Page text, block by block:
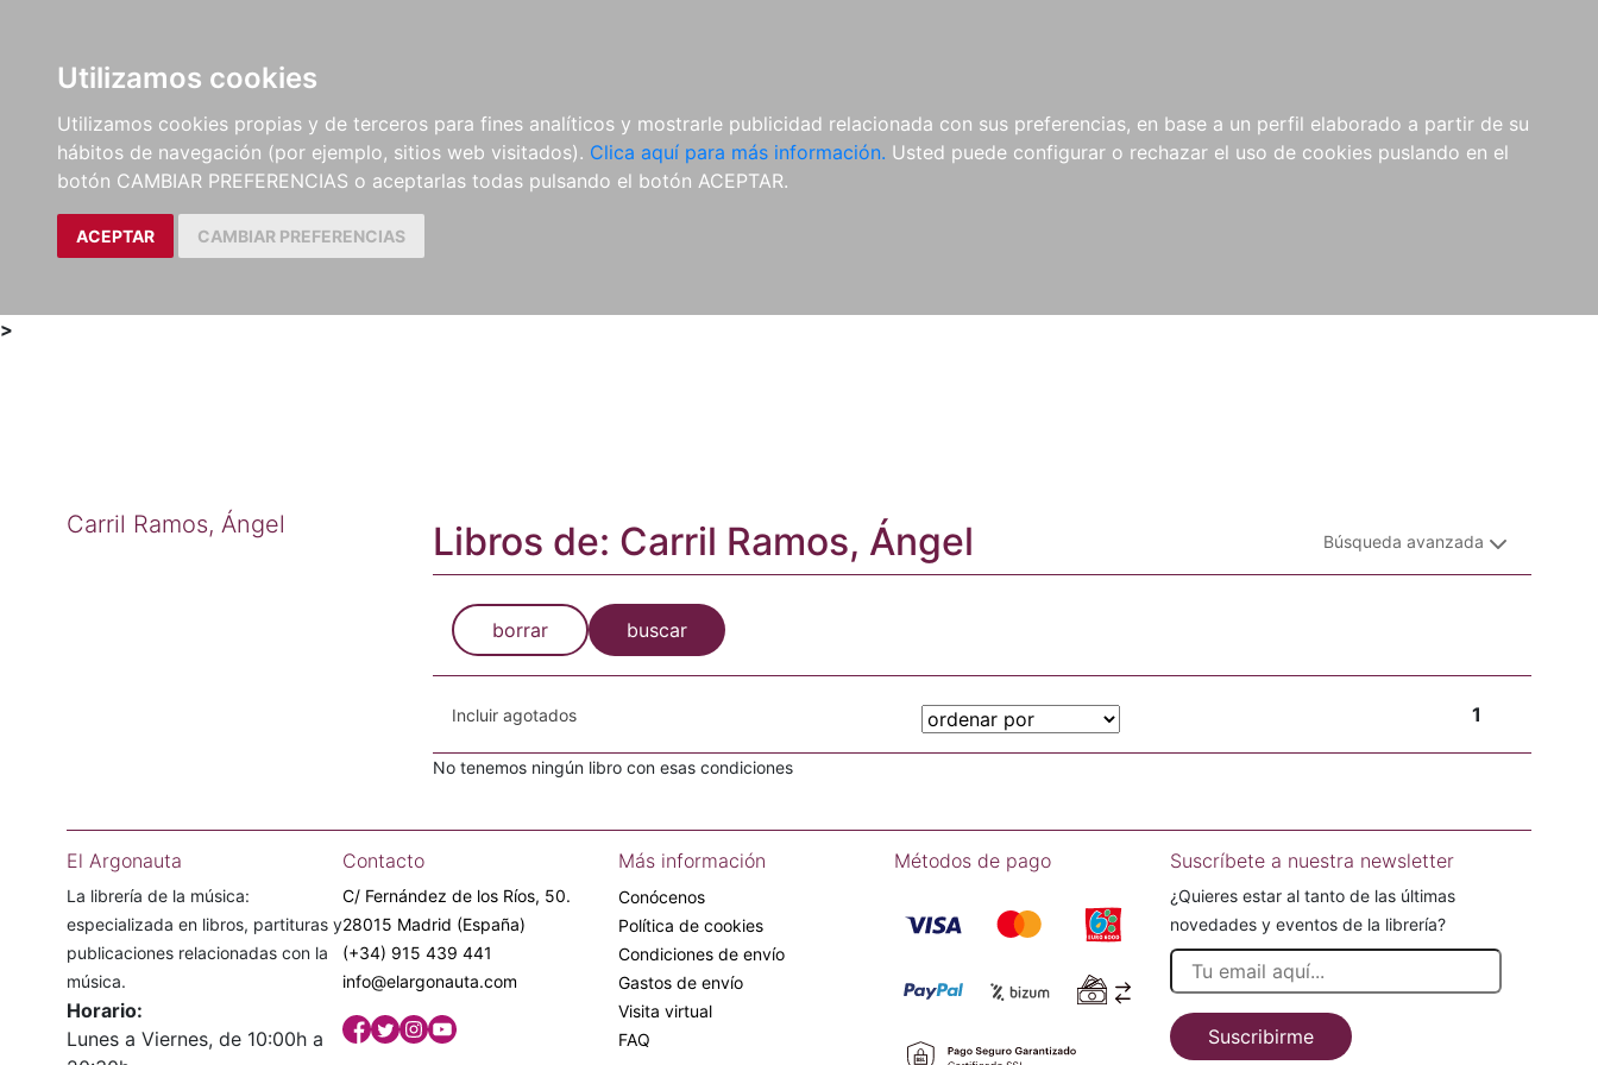
Utilizamos cookies
Utilizamos cookies propias y de terceros para fines analíticos y mostrarle publicidad relacionada con sus preferencias, en base a un perfil elaborado a partir de su
hábitos de navegación (por ejemplo, sitios web visitados). Clica aquí para más información. Usted puede configurar o rechazar el uso de cookies puslando en el
botón CAMBIAR PREFERENCIAS o aceptarlas todas pulsando el botón ACEPTAR.
ACEPTAR CAMBIAR PREFERENCIAS
LIBROS
MÉTODOS Y
EJERCICIOS
PARTITURAS Y EDICIONES
CRÍTICAS
REVISTAS
CDS Y
DVDS
MATERIAL
COMPLEMENTARIO
NOVEDADES NOTICIAS
COMPRAS
INSTITUCIONALES
>
Carril Ramos, Ángel Libros de: Carril Ramos, Ángel Búsqueda avanzada
borrar buscar
Incluir agotados 1
No tenemos ningún libro con esas condiciones
El Argonauta
La librería de la música:
especializada en libros, partituras y
publicaciones relacionadas con la
música.
Horario:
Lunes a Viernes, de 10:00h a
Contacto
C/ Fernández de los Ríos, 50.
28015 Madrid (España)
(+34) 915 439 441
info@elargonauta.com
Más información
Conócenos
Política de cookies
Condiciones de envío
Gastos de envío
Visita virtual
FAQ
Métodos de pago Suscríbete a nuestra newsletter
¿Quieres estar al tanto de las últimas
novedades y eventos de la librería?
Suscribirme